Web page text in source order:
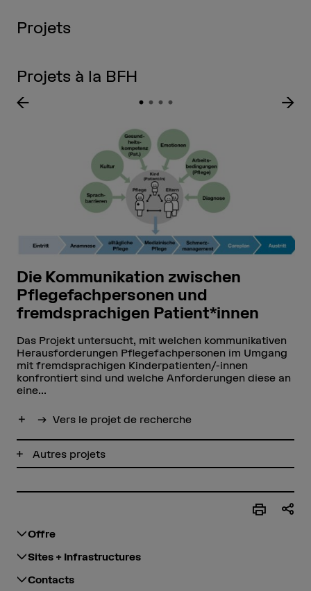
Projets
Projets à la BFH
Die Kommunikation zwischen
Pflegefachpersonen und
fremdsprachigen Patient*innen
Das Projekt untersucht, mit welchen kommunikativen
Herausforderungen Pflegefachpersonen im Umgang
mit fremdsprachigen Kinderpatienten/-innen
konfrontiert sind und welche Anforderungen diese an
eine...
Afficher plus
Vers le projet de recherche
Autres projets
Offre
Sites + Infrastructures
Contacts